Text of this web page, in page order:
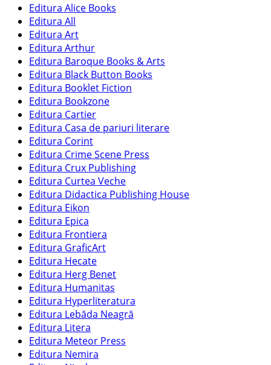
Editura Alice Books
Editura All
Editura Art
Editura Arthur
Editura Baroque Books & Arts
Editura Black Button Books
Editura Booklet Fiction
Editura Bookzone
Editura Cartier
Editura Casa de pariuri literare
Editura Corint
Editura Crime Scene Press
Editura Crux Publishing
Editura Curtea Veche
Editura Didactica Publishing House
Editura Eikon
Editura Epica
Editura Frontiera
Editura GraficArt
Editura Hecate
Editura Herg Benet
Editura Humanitas
Editura Hyperliteratura
Editura Lebăda Neagră
Editura Litera
Editura Meteor Press
Editura Nemira